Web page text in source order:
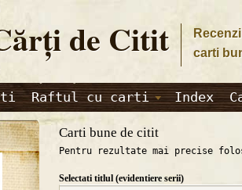
de Citit
carti
Raftul cu carti Index
Carti bune de citit
Pentru rezultate mai precise
Selectati titlul (evidentiere serii)